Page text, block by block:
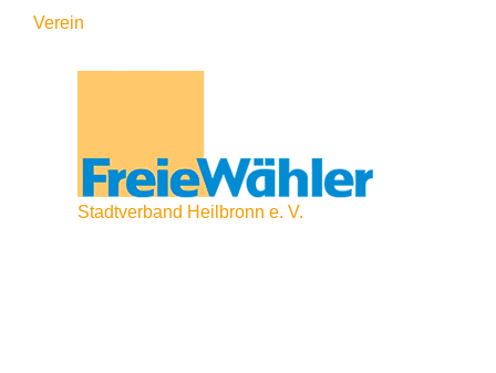
Verein
Stadtverband Heilbronn e. V.